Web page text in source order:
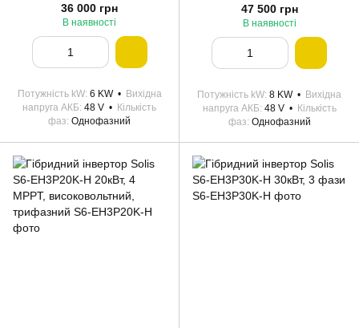
36 000 грн
В наявності
Потужність kW 6 KW
Вихідна
напруга АКБ 48 V
Кількість
фаз Однофазний
47 500 грн
В наявності
Потужність kW 8 KW
Вихідна
напруга АКБ 48 V
Кількість
фаз Однофазний